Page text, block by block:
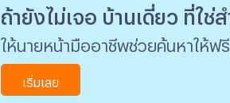
ถ้ายังไม่เจอ บ้านเดี่ยว ที่ใช่
ให้นายหน้ามืออาชีพช่วยค้นหาให้ฟรี
เริ่มเลย